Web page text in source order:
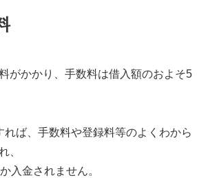
がかかり、手数料は借入額のおよそ5
れば、手数料や登録料等のよくわから
、
入金されません。